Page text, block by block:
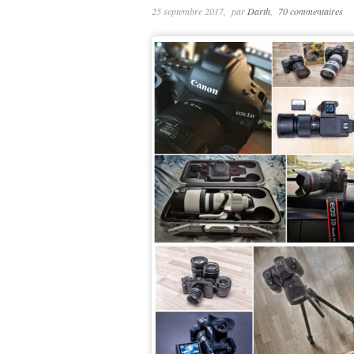
25 septembre 2017 parDarth 70 commentaires